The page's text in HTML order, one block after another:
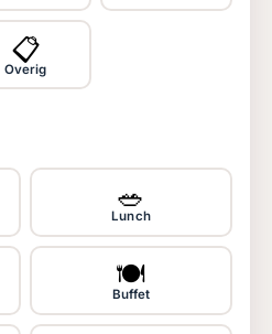
📋
Overig
🥗
Lunch
🍽️
Buffet